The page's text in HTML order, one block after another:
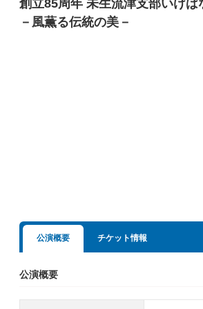
創立85周年 未生流津支部いけば
－風薫る伝統の美－
公演概要 チケット情報
公演概要